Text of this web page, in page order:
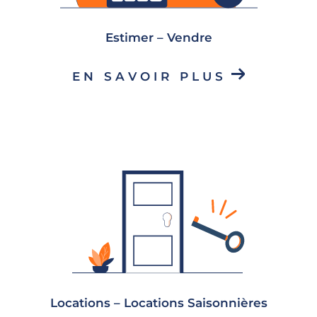
Nous vous accompagnons également
lors de vos projets de vente immobilière
d'estimation immobilière.
Gap, Le Dévoluy, Chorges ou ses
alentours ? Notre agence immobilière
vous propose une sélection de biens de
qualité, en location annuelle ou en
location saisonnière pour vos séjours
Vous souhaitez
louer un chalet à Gap,
Estimer – Vendre
EN SAVOIR PLUS
Locations – Locations Saisonnières